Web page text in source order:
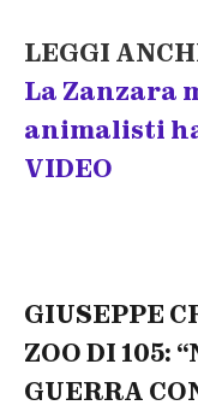
LEGGI
La Zanzara
animalisti
VIDEO
GIUSEPPE
ZOO DI 105:
GUERRA